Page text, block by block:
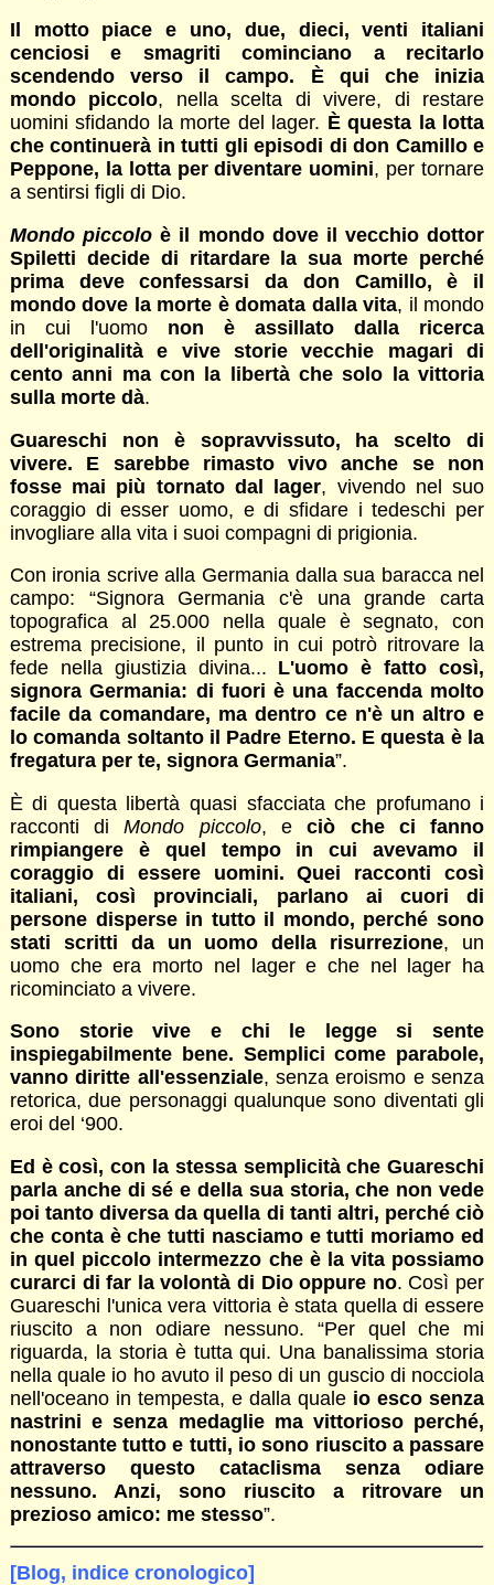
Il motto piace e uno, due, dieci, venti italiani
cenciosi e smagriti cominciano a recitarlo
scendendo verso il campo. È qui che inizia
mondo piccolo, nella scelta di vivere, di restare
uomini sfidando la morte del lager. È questa la lotta
che continuerà in tutti gli episodi di don Camillo e
Peppone, la lotta per diventare uomini, per tornare
a sentirsi figli di Dio.
Mondo piccolo è il mondo dove il vecchio dottor
Spiletti decide di ritardare la sua morte perché
prima deve confessarsi da don Camillo, è il
mondo dove la morte è domata dalla vita, il mondo
in cui l'uomo non è assillato dalla ricerca
dell'originalità e vive storie vecchie magari di
cento anni ma con la libertà che solo la vittoria
sulla morte dà.
Guareschi non è sopravvissuto, ha scelto di
vivere. E sarebbe rimasto vivo anche se non
fosse mai più tornato dal lager, vivendo nel suo
coraggio di esser uomo, e di sfidare i tedeschi per
invogliare alla vita i suoi compagni di prigionia.
Con ironia scrive alla Germania dalla sua baracca nel
campo: “Signora Germania c'è una grande carta
topografica al 25.000 nella quale è segnato, con
estrema precisione, il punto in cui potrò ritrovare la
fede nella giustizia divina... L'uomo è fatto così,
signora Germania: di fuori è una faccenda molto
facile da comandare, ma dentro ce n'è un altro e
lo comanda soltanto il Padre Eterno. E questa è la
fregatura per te, signora Germania”.
È di questa libertà quasi sfacciata che profumano i
racconti diMondo piccolo, eciò che ci fanno
rimpiangere è quel tempo in cui avevamo il
coraggio di essere uomini. Quei racconti così
italiani, così provinciali, parlano ai cuori di
persone disperse in tutto il mondo, perché sono
stati scritti da un uomo della risurrezione, un
uomo che era morto nel lager e che nel lager ha
ricominciato a vivere.
Sono storie vive e chi le legge si sente
inspiegabilmente bene. Semplici come parabole,
vanno diritte all'essenziale, senza eroismo e senza
retorica, due personaggi qualunque sono diventati gli
eroi del ‘900.
Ed è così, con la stessa semplicità che Guareschi
parla anche di sé e della sua storia, che non vede
poi tanto diversa da quella di tanti altri, perché ciò
che conta è che tutti nasciamo e tutti moriamo ed
in quel piccolo intermezzo che è la vita possiamo
curarci di far la volontà di Dio oppure no. Così per
Guareschi l'unica vera vittoria è stata quella di essere
riuscito a non odiare nessuno. “Per quel che mi
riguarda, la storia è tutta qui. Una banalissima storia
nella quale io ho avuto il peso di un guscio di nocciola
nell'oceano in tempesta, e dalla quale io esco senza
nastrini e senza medaglie ma vittorioso perché,
nonostante tutto e tutti, io sono riuscito a passare
attraverso questo cataclisma senza odiare
nessuno. Anzi, sono riuscito a ritrovare un
prezioso amico: me stesso”.
[Blog, indice cronologico]